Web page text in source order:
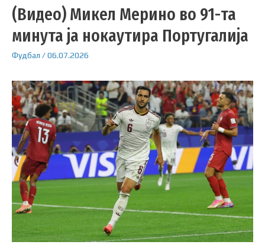
(Видео) Микел Мерино во 91-та
минута ја нокаутира Португалија
Фудбал /06.07.2026